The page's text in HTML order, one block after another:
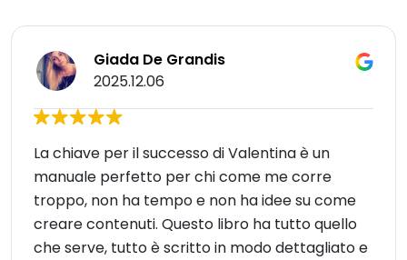
Giada De Grandis
2025.12.06
La chiave per il successo di Valentina è un
manuale perfetto per chi come me corre
troppo, non ha tempo e non ha idee su come
creare contenuti. Questo libro ha tutto quello
che serve, tutto è scritto in modo dettagliato e